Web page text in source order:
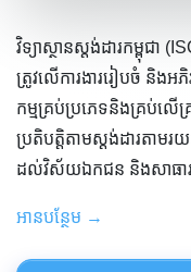
វិទ្យាស្ថានស្តង់ដារកម្ពុជា
ត្រូវលើការងាររៀបចំ និង
កម្មគ្រប់ប្រភេទនិងគ្រប់លើ
ប្រតិបត្តិតាមស្តង់ដារតាមរ
ដល់វិស័យឯកជន និងសាធា
អាន​បន្ថែម →